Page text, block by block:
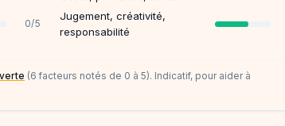
0/5
Jugement, créativité,
responsabilité
(6 facteurs notés de 0 à 5). Indicatif, pour aider à